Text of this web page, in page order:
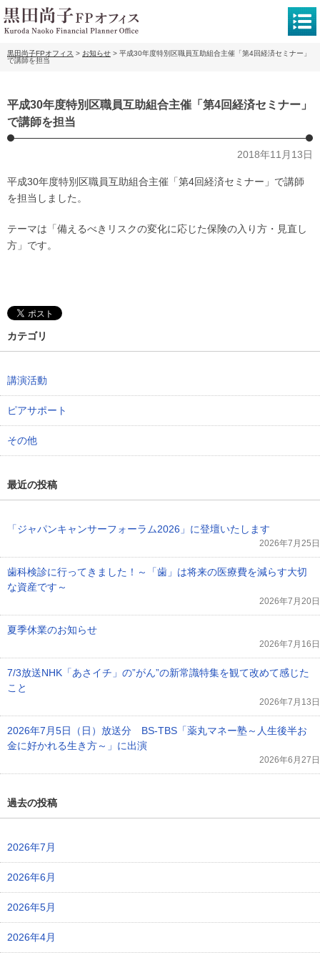
黒田尚子FPオフィス > お知らせ > 平成30年度特別区職員互助組合主催「第4回経済セミナー」
で講師を担当
平成30年度特別区職員互助組合主催「第4回経済セミナー」
で講師を担当
2018年11月13日
平成30年度特別区職員互助組合主催「第4回経済セミナー」で講師
を担当しました。
テーマは「備えるべきリスクの変化に応じた保険の入り方・見直し
方」です。
カテゴリ
講演活動
ピアサポート
その他
最近の投稿
「ジャパンキャンサーフォーラム2026」に登壇いたします
2026年7月25日
歯科検診に行ってきました！～「歯」は将来の医療費を減らす大切
な資産です～
2026年7月20日
夏季休業のお知らせ
2026年7月16日
7/3放送NHK「あさイチ」の”がん”の新常識特集を観て改めて感じた
こと
2026年7月13日
2026年7月5日（日）放送分 BS-TBS「薬丸マネー塾～人生後半お
金に好かれる生き方～」に出演
2026年6月27日
過去の投稿
2026年7月
2026年6月
2026年5月
2026年4月